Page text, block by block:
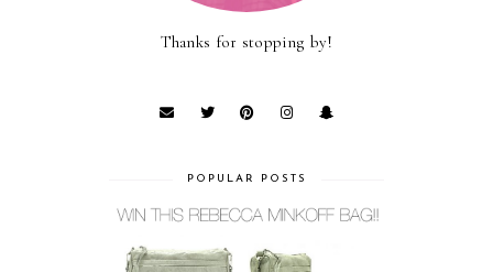
Thanks for stopping by!
POPULAR POSTS